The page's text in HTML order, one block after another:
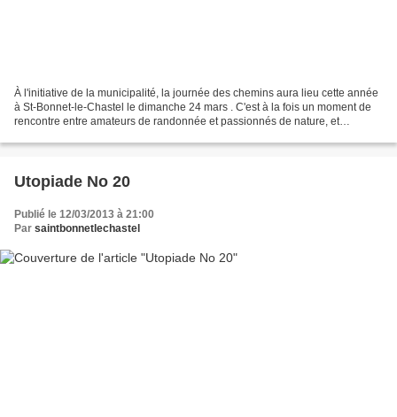
À l'initiative de la municipalité, la journée des chemins aura lieu cette année
à St-Bonnet-le-Chastel le dimanche 24 mars . C'est à la fois un moment de
rencontre entre amateurs de randonnée et passionnés de nature, et
Utopiade No 20
Publié le 12/03/2013 à 21:00
Par saintbonnetlechastel